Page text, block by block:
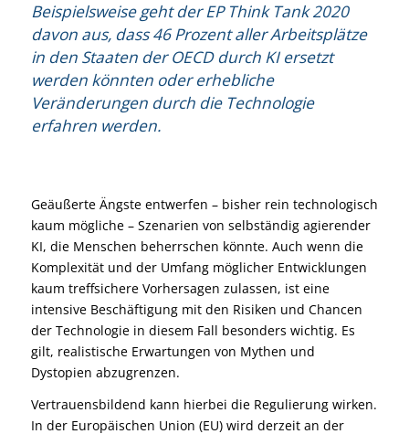
Beispielsweise geht der EP Think Tank 2020
davon aus, dass 46 Prozent aller Arbeitsplätze
in den Staaten der OECD durch KI ersetzt
werden könnten oder erhebliche
Veränderungen durch die Technologie
erfahren werden.
Geäußerte Ängste entwerfen – bisher rein technologisch
kaum mögliche – Szenarien von selbständig agierender
KI, die Menschen beherrschen könnte. Auch wenn die
Komplexität und der Umfang möglicher Entwicklungen
kaum treffsichere Vorhersagen zulassen, ist eine
intensive Beschäftigung mit den Risiken und Chancen
der Technologie in diesem Fall besonders wichtig. Es
gilt, realistische Erwartungen von Mythen und
Dystopien abzugrenzen.
Vertrauensbildend kann hierbei die Regulierung wirken.
In der Europäischen Union (EU) wird derzeit an der